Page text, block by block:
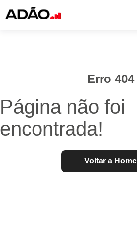
Erro 404
Página não foi
encontrada!
Voltar a Home